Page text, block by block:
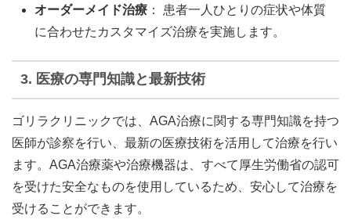
オーダーメイド治療 ： 患者一人ひとりの症状や体質
に合わせたカスタマイズ治療を実施します。
3. 医療の専門知識と最新技術
ゴリラクリニックでは、AGA治療に関する専門知識を持つ
医師が診察を行い、最新の医療技術を活用して治療を行い
ます。AGA治療薬や治療機器は、すべて厚生労働省の認可
を受けた安全なものを使用しているため、安心して治療を
受けることができます。